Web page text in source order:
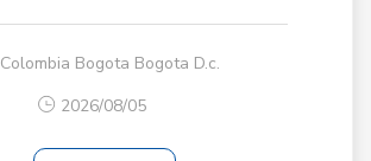
Colombia Bogota Bogota D.c.
2026/08/05